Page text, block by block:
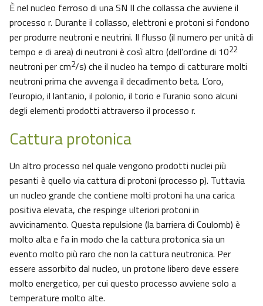
È nel nucleo ferroso di una SN II che collassa che avviene il
processo r. Durante il collasso, elettroni e protoni si fondono
per produrre neutroni e neutrini. Il flusso (il numero per unità di
tempo e di area) di neutroni è così altro (dell’ordine di 1022
neutroni per cm2/s) che il nucleo ha tempo di catturare molti
neutroni prima che avvenga il decadimento beta. L’oro,
l’europio, il lantanio, il polonio, il torio e l’uranio sono alcuni
degli elementi prodotti attraverso il processo r.
Cattura protonica
Un altro processo nel quale vengono prodotti nuclei più
pesanti è quello via cattura di protoni (processo p). Tuttavia
un nucleo grande che contiene molti protoni ha una carica
positiva elevata, che respinge ulteriori protoni in
avvicinamento. Questa repulsione (la barriera di Coulomb) è
molto alta e fa in modo che la cattura protonica sia un
evento molto più raro che non la cattura neutronica. Per
essere assorbito dal nucleo, un protone libero deve essere
molto energetico, per cui questo processo avviene solo a
temperature molto alte.